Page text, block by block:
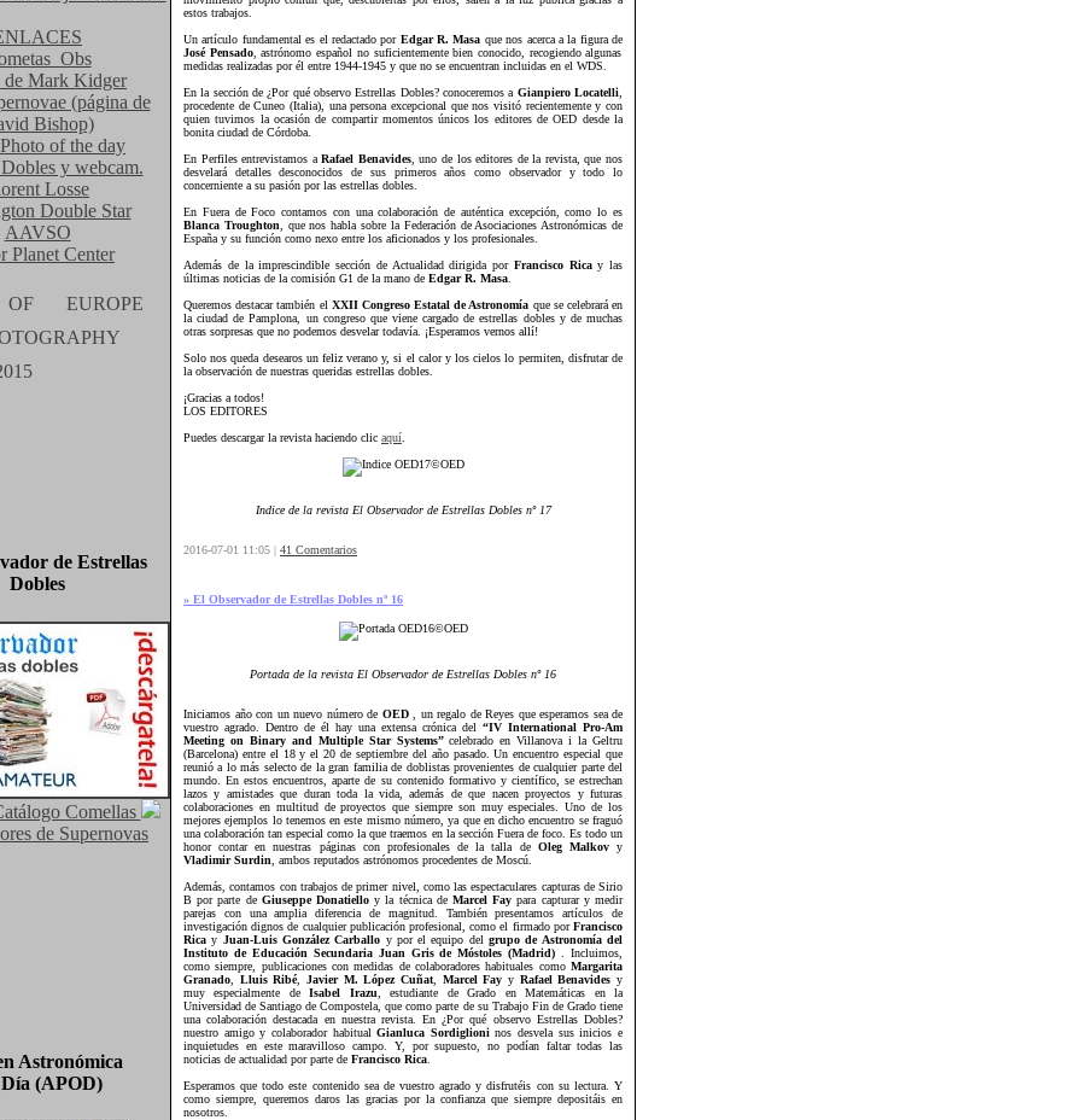
de Mark Kidger
(página de
Bishop)
of the day
y webcam.
Losse
Double Star
AAVSO
Planet Center
de Estrellas
Dobles
Comellas
de Supernovas
Astronómica
(APOD)
estos trabajos.
Un artículo fundamental es el redactado por Edgar R. Masa que nos acerca a la figura de
José Pensado, astrónomo español no suficientemente bien conocido, recogiendo algunas
medidas realizadas por él entre 1944-1945 y que no se encuentran incluidas en el WDS.
En la sección de ¿Por qué observo Estrellas Dobles? conoceremos a Gianpiero Locatelli
procedente de Cuneo (Italia), una persona excepcional que nos visitó recientemente y con
quien tuvimos la ocasión de compartir momentos únicos los editores de OED desde la
bonita ciudad de Córdoba.
En Perfiles entrevistamos aRafael Benavides, uno de los editores de la revista, que nos
desvelará detalles desconocidos de sus primeros años como observador y todo lo
concerniente a su pasión por las estrellas dobles.
En Fuera de Foco contamos con una colaboración de auténtica excepción, como lo es
Blanca Troughton , que nos habla sobre la Federación de Asociaciones Astronómicas de
España y su función como nexo entre los aficionados y los profesionales.
Además de la imprescindible sección de Actualidad dirigida por Francisco Ricay las
últimas noticias de la comisión G1 de la mano de Edgar R. Masa
Queremos destacar también el XXII Congreso Estatal de Astronomía que se celebrará en
la ciudad de Pamplona, un congreso que viene cargado de estrellas dobles y de muchas
otras sorpresas que no podemos desvelar todavía. ¡Esperamos vernos allí!
Solo nos queda desearos un feliz verano y, si el calor y los cielos lo permiten, disfrutar de
la observación de nuestras queridas estrellas dobles.
¡Gracias a todos!
LOS EDITORES
Puedes descargar la revista haciendo clic aquí
Indice de la revista El Observador de Estrellas Dobles nº 17
2016-07-01 11:05 | 41 Comentarios
» El Observador de Estrellas Dobles nº 16
Portada de la revista El Observador de Estrellas Dobles nº 16
Iniciamos año con un nuevo número de OED
, un regalo de Reyes que esperamos sea de
vuestro agrado. Dentro de él hay una extensa crónica del “IV International Pro-Am
Meeting on Binary and Multiple Star Systems”celebrado en Villanova i la Geltru
(Barcelona) entre el 18 y el 20 de septiembre del año pasado. Un encuentro especial que
reunió a lo más selecto de la gran familia de doblistas provenientes de cualquier parte del
mundo. En estos encuentros, aparte de su contenido formativo y científico, se estrechan
lazos y amistades que duran toda la vida, además de que nacen proyectos y futuras
colaboraciones en multitud de proyectos que siempre son muy especiales. Uno de los
mejores ejemplos lo tenemos en este mismo número, ya que en dicho encuentro se fraguó
una colaboración tan especial como la que traemos en la sección Fuera de foco. Es todo un
honor contar en nuestras páginas con profesionales de la talla de Oleg Malkovy
Vladimir Surdin , ambos reputados astrónomos procedentes de Moscú.
Además, contamos con trabajos de primer nivel, como las espectaculares capturas de Sirio
B por parte de Giuseppe Donatiello y la técnica deMarcel Fay para capturar y medir
parejas con una amplia diferencia de magnitud. También presentamos artículos de
investigación dignos de cualquier publicación profesional, como el firmado porFrancisco
Rica y Juan-Luis González Carballo y por el equipo delgrupo de Astronomía del
Instituto de Educación Secundaria Juan Gris de Móstoles (Madrid)
. Incluimos,
como siempre, publicaciones con medidas de colaboradores habituales como Margarita
Granado
Lluis Ribé,Javier M. López Cuñat Marcel Fay y Rafael Benavides y
muy especialmente deIsabel Irazu , estudiante de Grado en Matemáticas en la
Universidad de Santiago de Compostela, que como parte de su Trabajo Fin de Grado tiene
una colaboración destacada en nuestra revista. En ¿Por qué observo Estrellas Dobles?
nuestro amigo y colaborador habitualGianluca Sordiglioninos desvela sus inicios e
inquietudes en este maravilloso campo. Y, por supuesto, no podían faltar todas las
noticias de actualidad por parte de Francisco Rica
Esperamos que todo este contenido sea de vuestro agrado y disfrutéis con su lectura. Y
como siempre, queremos daros las gracias por la confianza que siempre depositáis en
nosotros.